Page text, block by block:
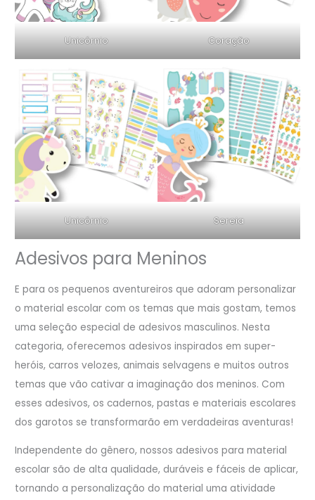
Unicórnio Coração
Unicórnio Sereia
Adesivos para Meninos
E para os pequenos aventureiros que adoram personalizar
o material escolar com os temas que mais gostam, temos
uma seleção especial de adesivos masculinos. Nesta
categoria, oferecemos adesivos inspirados em super-
heróis, carros velozes, animais selvagens e muitos outros
temas que vão cativar a imaginação dos meninos. Com
esses adesivos, os cadernos, pastas e materiais escolares
dos garotos se transformarão em verdadeiras aventuras!
Independente do gênero, nossos adesivos para material
escolar são de alta qualidade, duráveis e fáceis de aplicar,
tornando a personalização do material uma atividade